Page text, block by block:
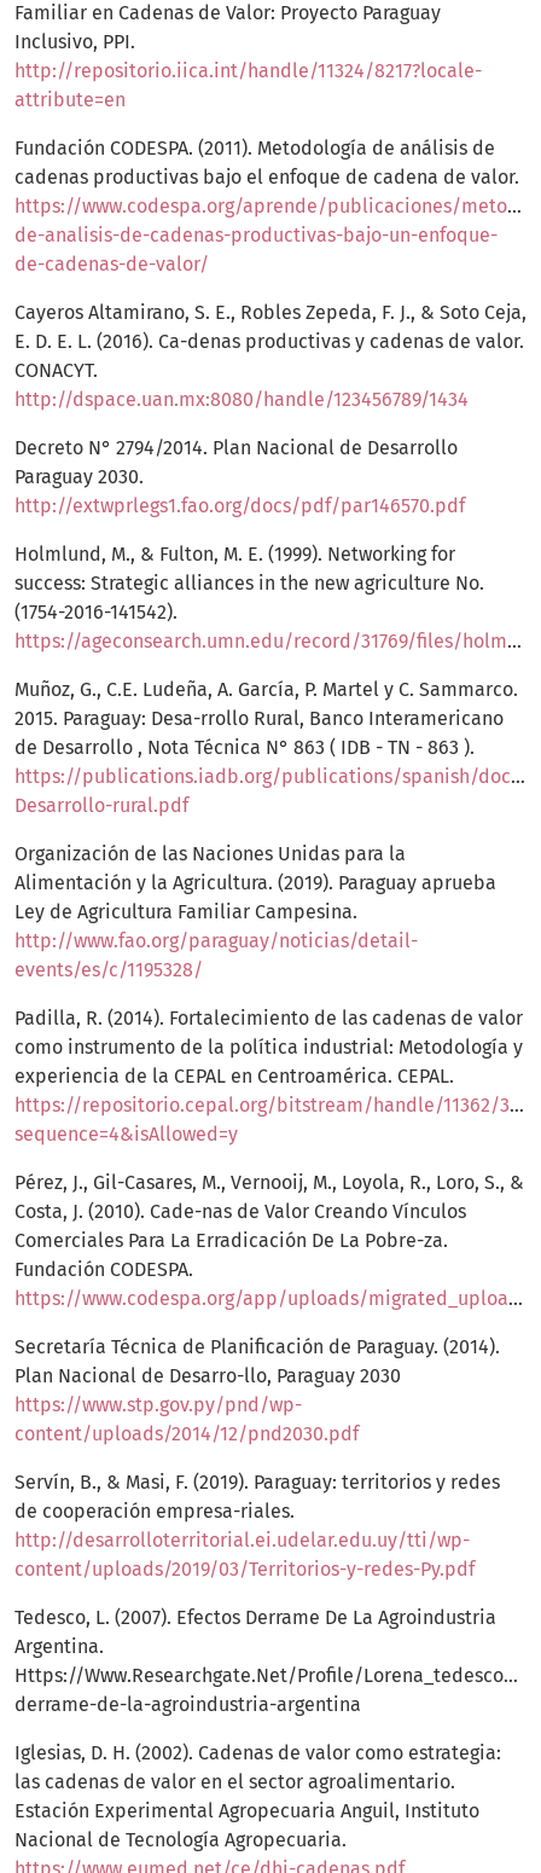
Familiar en Cadenas de Valor: Proyecto Paraguay
Inclusivo, PPI.
http://repositorio.iica.int/handle/11324/8217?locale-
attribute=en
Fundación CODESPA. (2011). Metodología de análisis de
cadenas productivas bajo el enfoque de cadena de valor.
https://www.codespa.org/aprende/publicaciones/
de-analisis-de-cadenas-productivas-bajo-un-enfoque-
de-cadenas-de-valor/
Cayeros Altamirano, S. E., Robles Zepeda, F. J., & Soto Ceja,
E. D. E. L. (2016). Ca-denas productivas y cadenas de valor.
CONACYT.
http://dspace.uan.mx:8080/handle/123456789/1434
Decreto N° 2794/2014. Plan Nacional de Desarrollo
Paraguay 2030.
http://extwprlegs1.fao.org/docs/pdf/par146570.pdf
Holmlund, M., & Fulton, M. E. (1999). Networking for
success: Strategic alliances in the new agriculture No.
(1754-2016-141542).
https://ageconsearch.umn.edu/record/31769/files/holmlu01.pdf
Muñoz, G., C.E. Ludeña, A. García, P. Martel y C. Sammarco.
2015. Paraguay: Desa-rrollo Rural, Banco Interamericano
de Desarrollo , Nota Técnica N° 863 ( IDB - TN - 863 ).
https://publications.iadb.org/publications/spanish/
Desarrollo-rural.pdf
Organización de las Naciones Unidas para la
Alimentación y la Agricultura. (2019). Paraguay aprueba
Ley de Agricultura Familiar Campesina.
http://www.fao.org/paraguay/noticias/detail-
events/es/c/1195328/
Padilla, R. (2014). Fortalecimiento de las cadenas de valor
como instrumento de la política industrial: Metodología y
experiencia de la CEPAL en Centroamérica. CEPAL.
https://repositorio.cepal.org/bitstream/handle/11362/
sequence=4&isAllowed=y
Pérez, J., Gil-Casares, M., Vernooij, M., Loyola, R., Loro, S., &
Costa, J. (2010). Cade-nas de Valor Creando Vínculos
Comerciales Para La Erradicación De La Pobre-za.
Fundación CODESPA.
https://www.codespa.org/app/uploads/migrated_uploads/joomla/publicaciones/cadenas_de_valor.pdf
Secretaría Técnica de Planificación de Paraguay. (2014).
Plan Nacional de Desarro-llo, Paraguay 2030
https://www.stp.gov.py/pnd/wp-
content/uploads/2014/12/pnd2030.pdf
Servín, B., & Masi, F. (2019). Paraguay: territorios y redes
de cooperación empresa-riales.
http://desarrolloterritorial.ei.udelar.edu.uy/tti/wp-
content/uploads/2019/03/Territorios-y-redes-Py.pdf
Tedesco, L. (2007). Efectos Derrame De La Agroindustria
Argentina.
Https://Www.Researchgate.Net/Profile/Lorena_tedesco/
derrame-de-la-agroindustria-argentina
Iglesias, D. H. (2002). Cadenas de valor como estrategia:
las cadenas de valor en el sector agroalimentario.
Estación Experimental Agropecuaria Anguil, Instituto
Nacional de Tecnología Agropecuaria.